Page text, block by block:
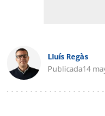
Lluís Regàs
Publicada14